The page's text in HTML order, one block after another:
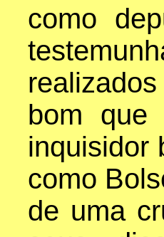
como
bom que
inquisidor
como
de uma